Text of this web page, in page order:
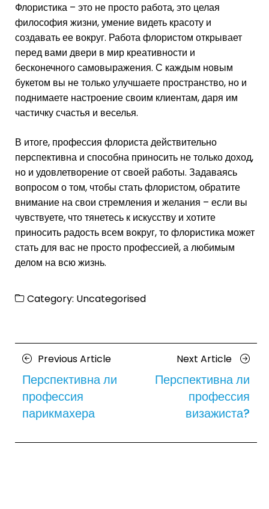
Флористика – это не просто работа, это целая
философия жизни, умение видеть красоту и
создавать ее вокруг. Работа флористом открывает
перед вами двери в мир креативности и
бесконечного самовыражения. С каждым новым
букетом вы не только улучшаете пространство, но и
поднимаете настроение своим клиентам, даря им
частичку счастья и веселья.
В итоге, профессия флориста действительно
перспективна и способна приносить не только доход,
но и удовлетворение от своей работы. Задаваясь
вопросом о том, чтобы стать флористом, обратите
внимание на свои стремления и желания – если вы
чувствуете, что тянетесь к искусству и хотите
приносить радость всем вокруг, то флористика может
стать для вас не просто профессией, а любимым
делом на всю жизнь.
Category: Uncategorised
Posts
navigation
Previous ArticlePrevious
Article
Перспективна ли
профессия
парикмахера
Next Article
Next
Article
Перспективна ли
профессия
визажиста?